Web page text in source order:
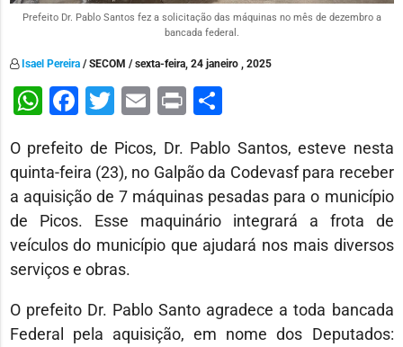
Prefeito Dr. Pablo Santos fez a solicitação das máquinas no mês de dezembro a
bancada federal.
Isael Pereira/ SECOM / sexta-feira, 24 janeiro , 2025
WhatsApp
Facebook
Twitter
EmailPrint
O prefeito de Picos, Dr. Pablo Santos, esteve nesta
quinta-feira (23), no Galpão da Codevasf para receber
a aquisição de 7 máquinas pesadas para o município
de Picos. Esse maquinário integrará a frota de
veículos do município que ajudará nos mais diversos
serviços e obras.
O prefeito Dr. Pablo Santo agradece a toda bancada
Federal pela aquisição, em nome dos Deputados: